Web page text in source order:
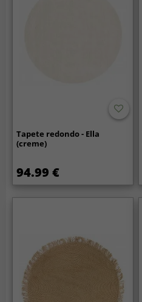
Tapete redondo - Ella
(creme)
94.99 €